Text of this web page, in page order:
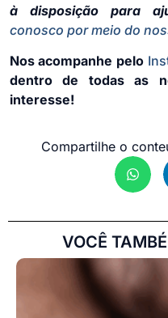
à disposição para
conosco por meio do
Nos acompanhe pelo
dentro de todas as
interesse!
Compartilhe o
VOCÊ